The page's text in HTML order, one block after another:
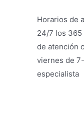
Horarios de
24/7 los 365
de atención
viernes de
especialista